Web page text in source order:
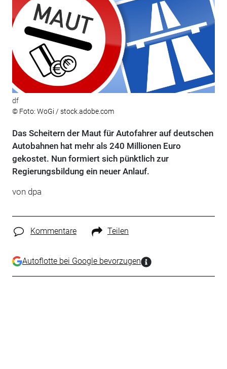
df
© Foto: WoGi / stock.adobe.com
Das Scheitern der Maut für Autofahrer auf deutschen
Autobahnen hat mehr als 240 Millionen Euro
gekostet. Nun formiert sich pünktlich zur
Regierungsbildung ein neuer Anlauf.
von dpa
Kommentare Teilen
Autoflotte bei Google bevorzugen